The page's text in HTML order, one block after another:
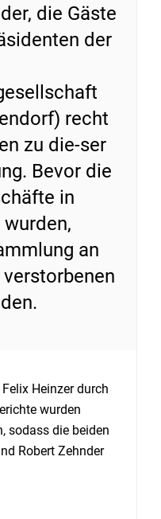
die Gäste
der
recht
zu die-ser
Bevor die
in
an
Heinzer durch
wurden
sodass die beiden
Robert Zehnder